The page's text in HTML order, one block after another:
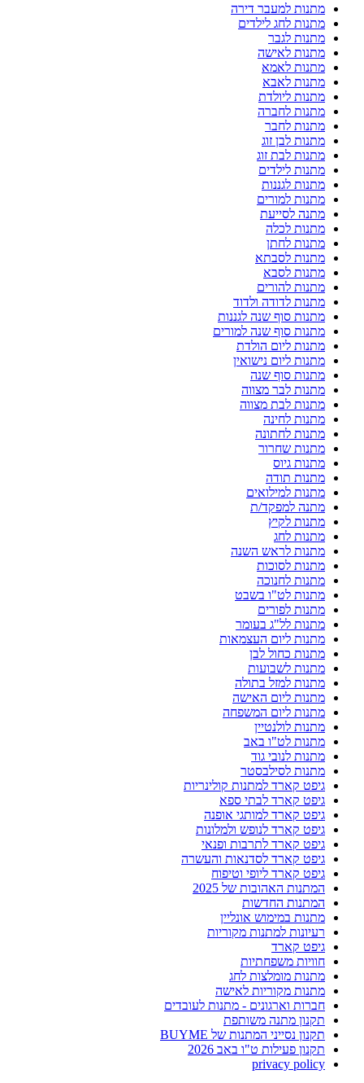
מתנות למעבר דירה
מתנות לחג לילדים
מתנות לגבר
מתנות לאישה
מתנות לאמא
מתנות לאבא
מתנות ליולדת
מתנות לחברה
מתנות לחבר
מתנות לבן זוג
מתנות לבת זוג
מתנות לילדים
מתנות לגננות
מתנות למורים
מתנה לסייעת
מתנות לכלה
מתנות לחתן
מתנות לסבתא
מתנות לסבא
מתנות להורים
מתנות לדודה ולדוד
מתנות סוף שנה לגננות
מתנות סוף שנה למורים
מתנות ליום הולדת
מתנות ליום נישואין
מתנות סוף שנה
מתנות לבר מצווה
מתנות לבת מצווה
מתנות לחינה
מתנות לחתונה
מתנות שחרור
מתנות גיוס
מתנות תודה
מתנות למילואים
מתנה למפקד/ת
מתנות לקיץ
מתנות לחג
מתנות לראש השנה
מתנות לסוכות
מתנות לחנוכה
מתנות לט"ו בשבט
מתנות לפורים
מתנות לל"ג בעומר
מתנות ליום העצמאות
מתנות כחול לבן
מתנות לשבועות
מתנות למזל בתולה
מתנות ליום האישה
מתנות ליום המשפחה
מתנות לולנטיין
מתנות לט"ו באב
מתנות לנובי גוד
מתנות לסילבסטר
גיפט קארד למתנות קולינריות
גיפט קארד לבתי ספא
גיפט קארד למותגי אופנה
גיפט קארד לנופש ולמלונות
גיפט קארד לתרבות ופנאי
גיפט קארד לסדנאות והעשרה
גיפט קארד ליופי וטיפוח
המתנות האהובות של 2025
המתנות החדשות
מתנות במימוש אונליין
רעיונות למתנות מקוריות
גיפט קארד
חוויות משפחתיות
מתנות מומלצות לחג
מתנות מקוריות לאישה
חברות וארגונים - מתנות לעובדים
תקנון מתנה משותפת
תקנון נסייני המתנות של BUYME
תקנון פעילות ט"ו באב 2026
privacy policy